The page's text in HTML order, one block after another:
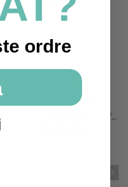
Drikkedunk med f...
ordre